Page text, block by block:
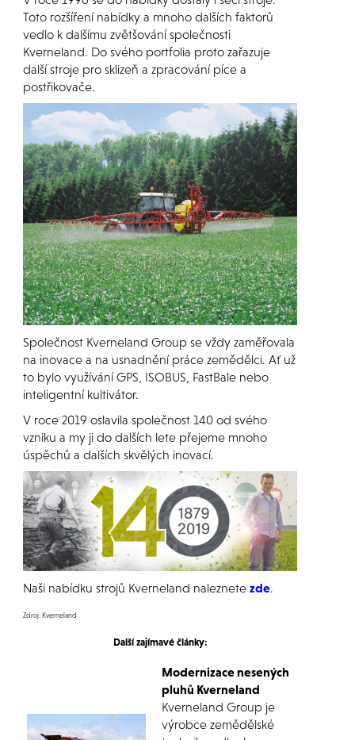
Toto rozšíření nabídky a mnoho dalších faktorů
vedlo k dalšímu zvětšování společnosti
Kverneland. Do svého portfolia proto zařazuje
další stroje pro sklizeň a zpracování píce a
postřikovače.
Společnost Kverneland Group se vždy zaměřovala
na inovace a na usnadnění práce zemědělci. Ať už
to bylo využívání GPS, ISOBUS, FastBale nebo
inteligentní kultivátor.
V roce 2019 oslavila společnost 140 od svého
vzniku a my ji do dalších lete přejeme mnoho
úspěchů a dalších skvělých inovací.
Naši nabídku strojů Kverneland naleznete zde.
Zdroj: Kverneland
Další zajímavé články:
Modernizace nesených
pluhů Kverneland
Kverneland Group je
výrobce zemědělské